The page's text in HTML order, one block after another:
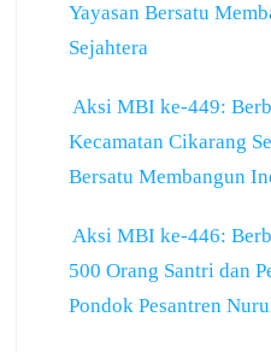
Yayasan Bersatu
Sejahtera
Aksi MBI ke-449:
Kecamatan Cikarang
Bersatu Membangun
Aksi MBI ke-446:
500 Orang Santri dan
Pondok Pesantren